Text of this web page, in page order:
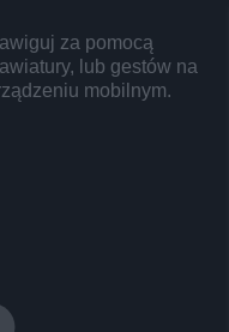
za pomocą
lub gestów na
mobilnym.